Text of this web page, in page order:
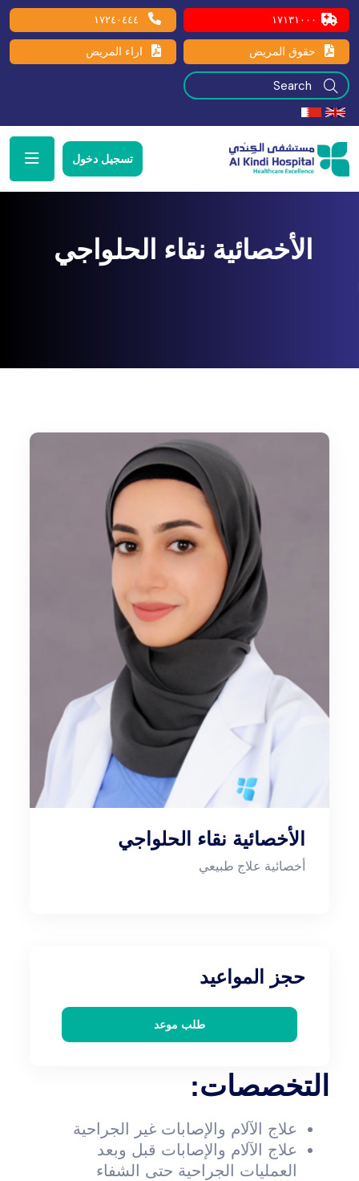
١٧١٣١٠٠٠ ١٧٢٤٠٤٤٤
حقوق المريض اراء المريض
تسجيل دخول
الأخصائية نقاء الحلواجي
الأخصائية نقاء الحلواجي
أخصائية علاج طبيعي
حجز المواعيد
طلب موعد
التخصصات:
علاج الآلام والإصابات غير الجراحية
علاج الآلام والإصابات قبل وبعد
العمليات الجراحية حتى الشفاء